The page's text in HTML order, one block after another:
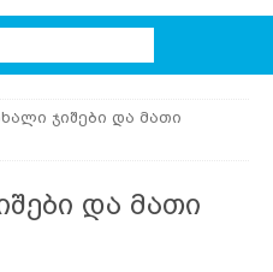
ჯიშები და მათი
და მათი